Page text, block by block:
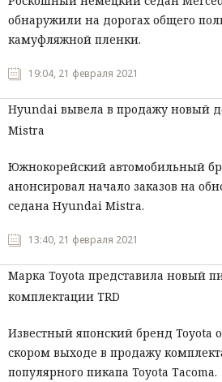
обнаружили на дорогах общего
камуфляжной пленки.
19:04, 21 февраля 2021
Hyundai вывела в продажу новый
Mistra
Южнокорейский автомобильный
анонсировал начало заказов на
седана Hyundai Mistra.
13:40, 21 февраля 2021
Марка Toyota представила новый
комплектации TRD
Известный японский бренд Toyota
скором выходе в продажу
популярного пикапа Toyota Tacoma.